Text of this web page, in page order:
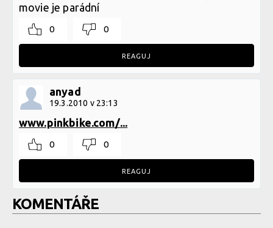
movie je parádní
0 0
REAGUJ
anyad
19.3.2010 v 23:13
www.pinkbike.com/...
0 0
REAGUJ
KOMENTÁŘE